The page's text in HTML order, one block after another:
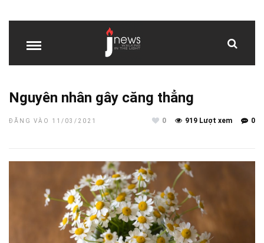
Nguyên nhân gây căng thẳng
ĐĂNG VÀO 11/03/2021 0
919 Lượt xem
0